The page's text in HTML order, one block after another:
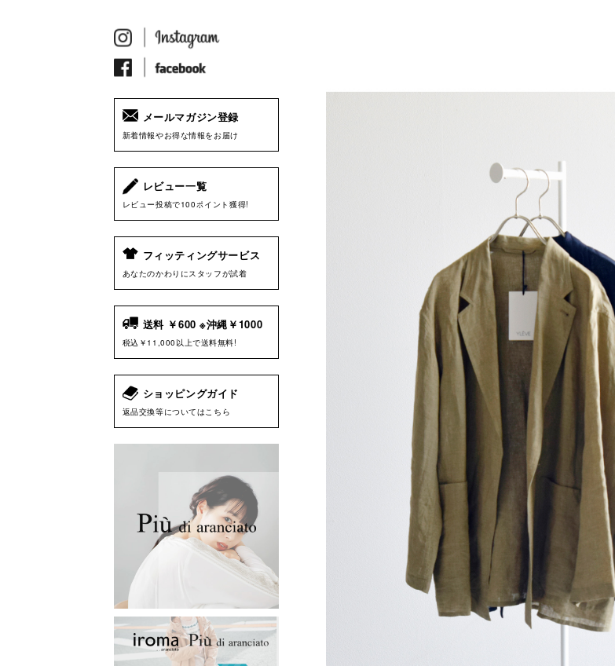
メールマガジン登録
新着情報やお得な情報をお届け
レビュー一覧
レビュー投稿で100ポイント獲得!
フィッティングサービス
あなたのかわりにスタッフが試着
送料 ￥600 ※沖縄￥1000
税込￥11,000以上で送料無料!
ショッピングガイド
返品交換等についてはこちら